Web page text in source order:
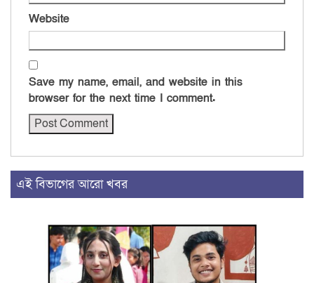
Website
Save my name, email, and website in this
browser for the next time I comment.
এই বিভাগের আরো খবর